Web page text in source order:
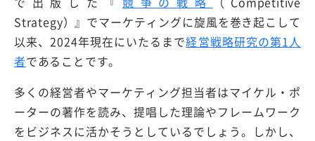
Strategy）』でマーケティングに旋風を巻き起こして
以来、2024年現在にいたるまで経営戦略研究の第1人
者であることです。
多くの経営者やマーケティング担当者はマイケル・ポ
ーターの著作を読み、提唱した理論やフレームワーク
をビジネスに活かそうとしているでしょう。しかし、